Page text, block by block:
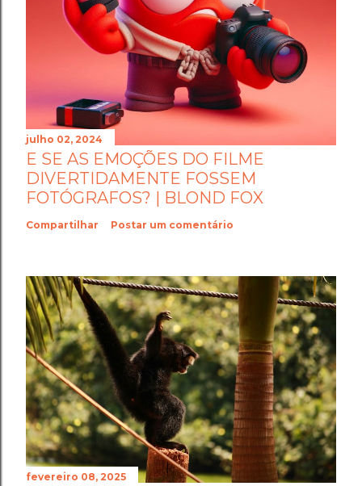
julho 02, 2024
E SE AS EMOÇÕES DO FILME
DIVERTIDAMENTE FOSSEM
FOTÓGRAFOS? | BLOND FOX
Compartilhar Postar um comentário
fevereiro 08, 2025